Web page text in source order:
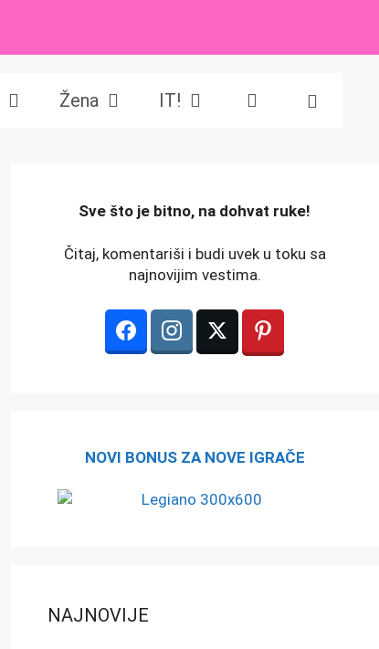
Žena IT!
️Sve što je bitno, na dohvat ruke!
Čitaj, komentariši i budi uvek u toku sa
najnovijim vestima.
NOVI BONUS ZA NOVE IGRAČE
NAJNOVIJE